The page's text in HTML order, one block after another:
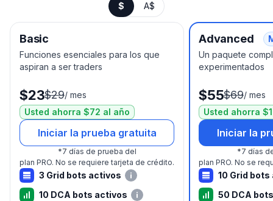
$ A$
Basic
Funciones esenciales para los que
aspiran a ser traders
$23$29/ mes
Usted ahorra $72 al año
Iniciar la prueba gratuita
*7 días de prueba del
plan PRO. No se requiere tarjeta de crédito.
3 Grid bots activos
10 DCA bots activos
Advanced
Un paquete
experimentados
$55$69/ mes
Usted ahorra
Iniciar la
*7 días
plan PRO. No se
10 Grid
50 DCA